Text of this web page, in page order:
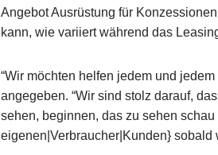
Angebot Ausrüstung für
kann, wie variiert während das
“Wir möchten helfen jedem und
angegeben. “Wir sind stolz darauf,
sehen, beginnen, das zu sehen
eigenen|Verbraucher|Kunden} sobald